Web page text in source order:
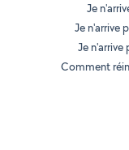
Je
Je n'arrive
Je n'arrive
Comment